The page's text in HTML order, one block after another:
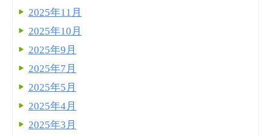
2025年11月
2025年10月
2025年9月
2025年7月
2025年5月
2025年4月
2025年3月